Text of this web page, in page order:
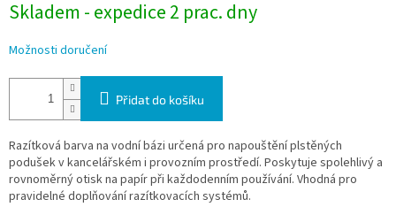
Skladem - expedice 2 prac. dny
Možnosti doručení
Přidat do košíku
Razítková barva na vodní bázi určená pro napouštění plstěných
podušek v kancelářském i provozním prostředí. Poskytuje spolehlivý a
rovnoměrný otisk na papír při každodenním používání. Vhodná pro
pravidelné doplňování razítkovacích systémů.